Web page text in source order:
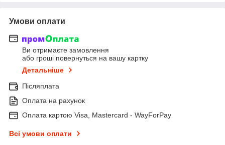
Умови оплати
Ви отримаєте замовлення
або гроші повернуться на вашу картку
Детальніше
Післяплата
Оплата на рахунок
Оплата картою Visa, Mastercard - WayForPay
Всі умови оплати